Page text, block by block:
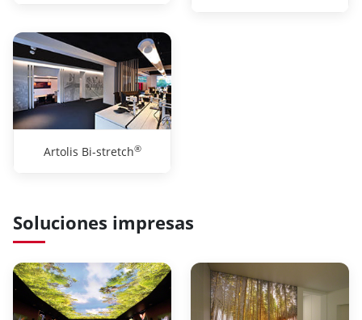
Artolis Bi-stretch®
Soluciones impresas